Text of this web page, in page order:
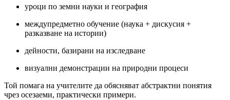
уроци по земни науки и география
междупредметно обучение (наука + дискусия +
разказване на истории)
дейности, базирани на изследване
визуални демонстрации на природни процеси
Той помага на учителите да обясняват абстрактни понятия
чрез осезаеми, практически примери.